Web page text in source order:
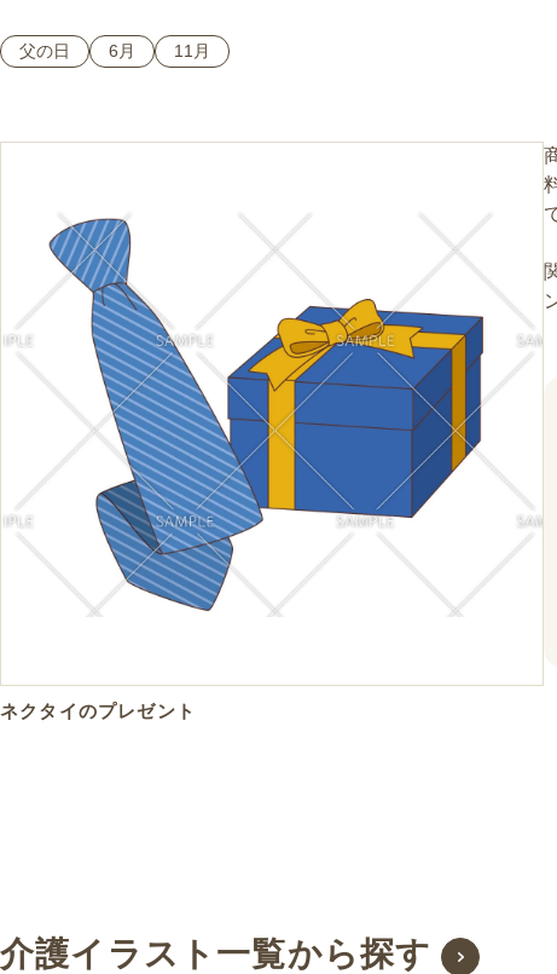
父の日 6月 11月
ネクタイのプレゼント
介護イラスト一覧から探す